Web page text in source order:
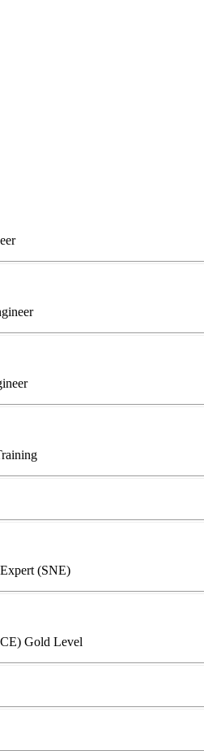
(SNE)
Gold Level